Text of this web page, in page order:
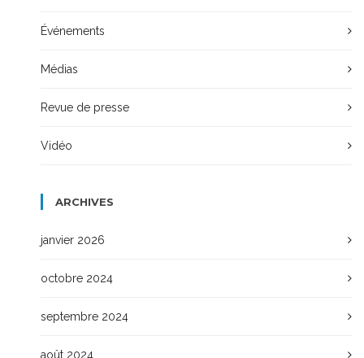
Événements
Médias
Revue de presse
Vidéo
ARCHIVES
janvier 2026
octobre 2024
septembre 2024
août 2024